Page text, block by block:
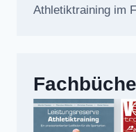
Athletiktraining im